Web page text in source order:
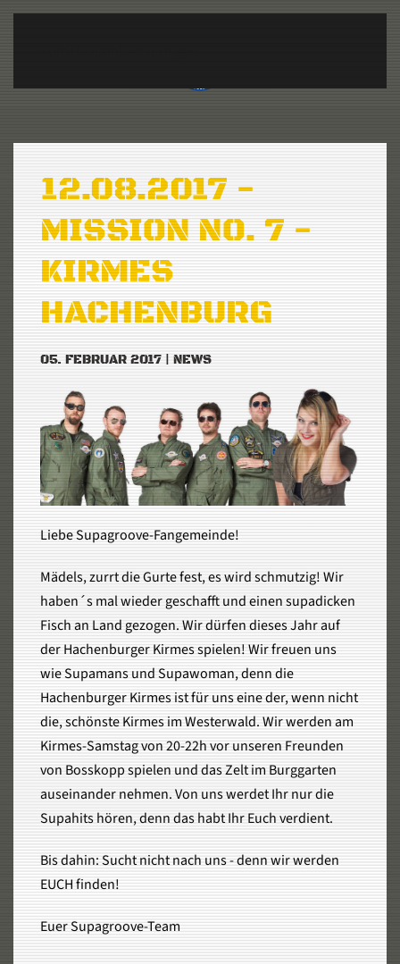
12.08.2017 -
MISSION NO. 7 -
KIRMES
HACHENBURG
05. FEBRUAR 2017 NEWS
Liebe Supagroove-Fangemeinde!
Mädels, zurrt die Gurte fest, es wird schmutzig! Wir
haben´s mal wieder geschafft und einen supadicken
Fisch an Land gezogen. Wir dürfen dieses Jahr auf
der Hachenburger Kirmes spielen! Wir freuen uns
wie Supamans und Supawoman, denn die
Hachenburger Kirmes ist für uns eine der, wenn nicht
die, schönste Kirmes im Westerwald. Wir werden am
Kirmes-Samstag von 20-22h vor unseren Freunden
von Bosskopp spielen und das Zelt im Burggarten
auseinander nehmen. Von uns werdet Ihr nur die
Supahits hören, denn das habt Ihr Euch verdient.
Bis dahin: Sucht nicht nach uns - denn wir werden
EUCH finden!
Euer Supagroove-Team